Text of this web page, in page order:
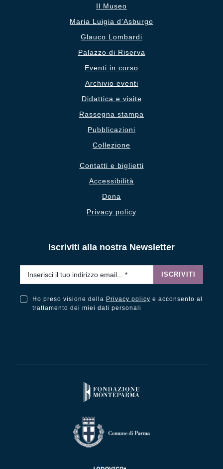
Il Museo
Maria Luigia d’Asburgo
Glauco Lombardi
Palazzo di Riserva
Eventi in corso
Archivio eventi
Didattica e visite
Rassegna stampa
Pubblicazioni
Collezione
Contatti e biglietti
Accessibilità
Dona
Privacy policy
Iscriviti alla nostra Newsletter
ISCRIVITI
Ho preso visione della Privacy policy e acconsento al
trattamento dei miei dati personali